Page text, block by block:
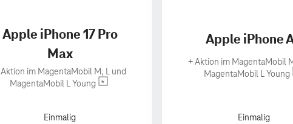
Apple iPhone 17 Pro
Max
Aktion im MagentaMobil M, L und
MagentaMobil L Young
Einmalig
Apple iPhone
+Aktion im MagentaMobil
MagentaMobil L Young
Einmalig